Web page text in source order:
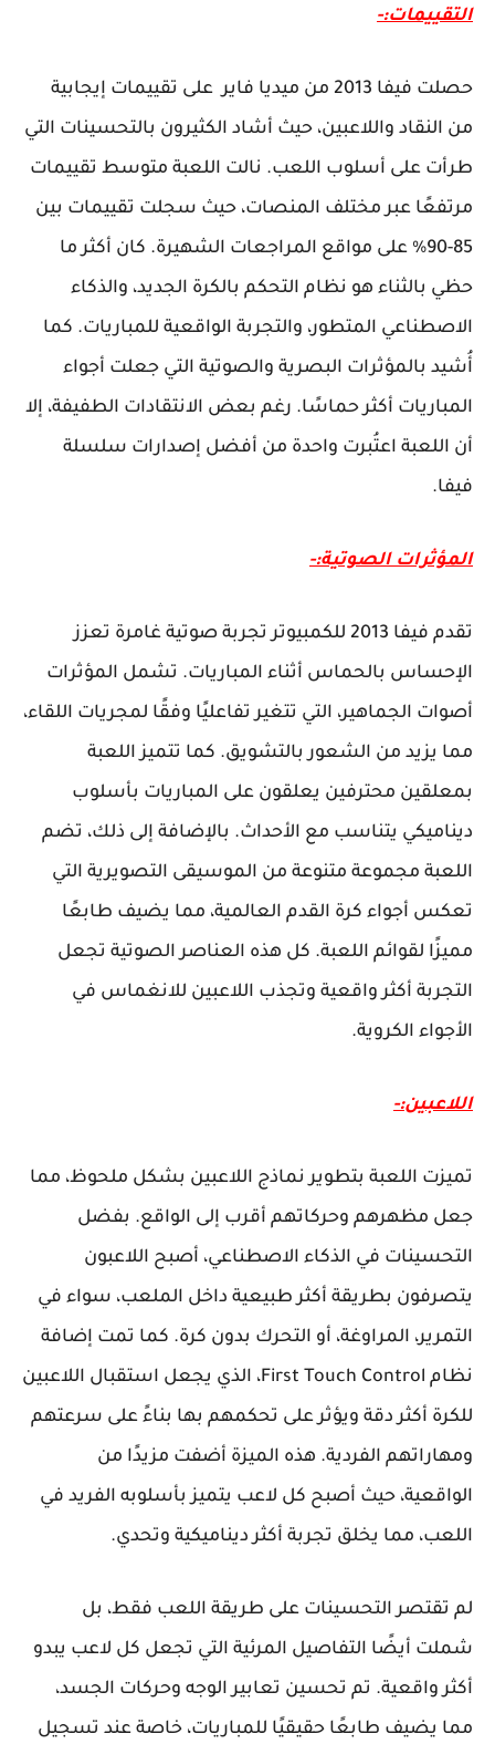
التقييمات:-
حصلت فيفا 2013 من ميديا فاير على تقييمات إيجابية
من النقاد واللاعبين، حيث أشاد الكثيرون بالتحسينات التي
طرأت على أسلوب اللعب. نالت اللعبة متوسط تقييمات
مرتفعًا عبر مختلف المنصات، حيث سجلت تقييمات بين
85-90% على مواقع المراجعات الشهيرة. كان أكثر ما
حظي بالثناء هو نظام التحكم بالكرة الجديد، والذكاء
الاصطناعي المتطور، والتجربة الواقعية للمباريات. كما
أُشيد بالمؤثرات البصرية والصوتية التي جعلت أجواء
المباريات أكثر حماسًا. رغم بعض الانتقادات الطفيفة، إلا
أن اللعبة اعتُبرت واحدة من أفضل إصدارات سلسلة
فيفا.
المؤثرات الصوتية:-
تقدم فيفا 2013 للكمبيوتر تجربة صوتية غامرة تعزز
الإحساس بالحماس أثناء المباريات. تشمل المؤثرات
أصوات الجماهير، التي تتغير تفاعليًا وفقًا لمجريات اللقاء،
مما يزيد من الشعور بالتشويق. كما تتميز اللعبة
بمعلقين محترفين يعلقون على المباريات بأسلوب
ديناميكي يتناسب مع الأحداث. بالإضافة إلى ذلك، تضم
اللعبة مجموعة متنوعة من الموسيقى التصويرية التي
تعكس أجواء كرة القدم العالمية، مما يضيف طابعًا
مميزًا لقوائم اللعبة. كل هذه العناصر الصوتية تجعل
التجربة أكثر واقعية وتجذب اللاعبين للانغماس في
الأجواء الكروية.
اللاعبين:-
تميزت اللعبة بتطوير نماذج اللاعبين بشكل ملحوظ، مما
جعل مظهرهم وحركاتهم أقرب إلى الواقع. بفضل
التحسينات في الذكاء الاصطناعي، أصبح اللاعبون
يتصرفون بطريقة أكثر طبيعية داخل الملعب، سواء في
التمرير، المراوغة، أو التحرك بدون كرة. كما تمت إضافة
نظام First Touch Control، الذي يجعل استقبال اللاعبين
للكرة أكثر دقة ويؤثر على تحكمهم بها بناءً على سرعتهم
ومهاراتهم الفردية. هذه الميزة أضفت مزيدًا من
الواقعية، حيث أصبح كل لاعب يتميز بأسلوبه الفريد في
اللعب، مما يخلق تجربة أكثر ديناميكية وتحدي.
لم تقتصر التحسينات على طريقة اللعب فقط، بل
شملت أيضًا التفاصيل المرئية التي تجعل كل لاعب يبدو
أكثر واقعية. تم تحسين تعابير الوجه وحركات الجسد،
مما يضيف طابعًا حقيقيًا للمباريات، خاصة عند تسجيل